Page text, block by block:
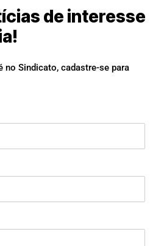
de interesse
no Sindicato, cadastre-se para